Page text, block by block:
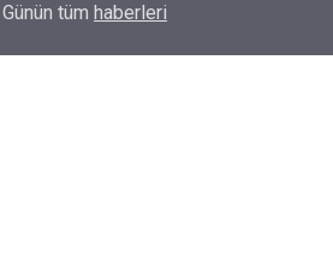
Meclisi’nden okullara 1.8 milyon TL
Günün tüm haberleri